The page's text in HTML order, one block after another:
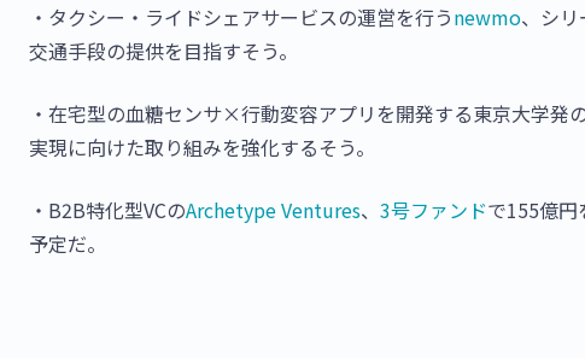
・タクシー・ライドシェアサービスの運営を行うnewmo、シ
交通手段の提供を目指すそう。
・在宅型の血糖センサ×行動変容アプリを開発する東京大学発
実現に向けた取り組みを強化するそう。
・B2B特化型VCのArchetype Ventures、 3号ファンドで155億円
予定だ。